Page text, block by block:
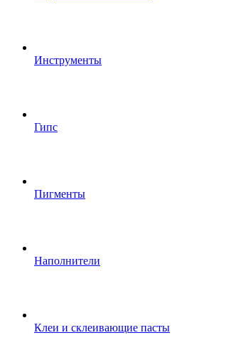
Инструменты
Гипс
Пигменты
Наполнители
Клеи и склеивающие пасты